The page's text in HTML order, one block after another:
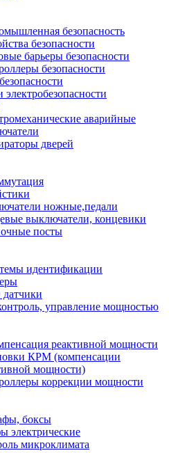
безопасность
безопасности
барьеры безопасности
безопасности
электробезопасности
аварийные
дверей
ножные,педали
выключатели, концевики
посты
идентификации
управление мощностью
реактивной мощности
КРМ (компенсации
мощности)
коррекции мощности
боксы
электрические
микроклимата